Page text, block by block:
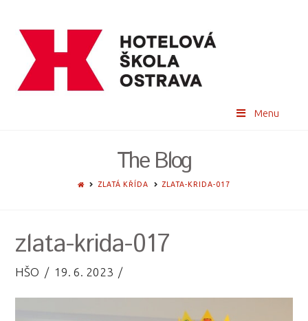
Menu
The Blog
HOMEZLATÁ KŘÍDA ZLATA-KRIDA-017
zlata-krida-017
HŠO 19. 6. 2023